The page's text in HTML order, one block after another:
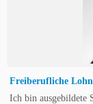
Freiberufliche
Ich bin ausgebildete